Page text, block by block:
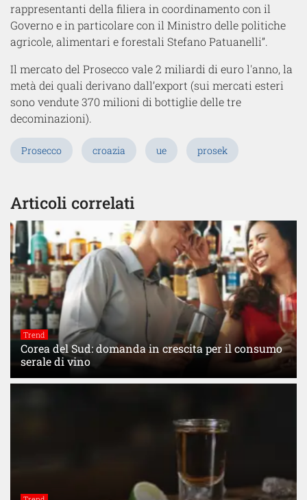
rappresentanti della filiera in coordinamento con il
Governo e in particolare con il Ministro delle politiche
agricole, alimentari e forestali Stefano Patuanelli”.
Il mercato del Prosecco vale 2 miliardi di euro l'anno, la
metà dei quali derivano dall’export (sui mercati esteri
sono vendute 370 milioni di bottiglie delle tre
decominazioni).
Prosecco croazia ue prosek
Articoli correlati
Trend
Corea del Sud: domanda in crescita per il consumo
serale di vino